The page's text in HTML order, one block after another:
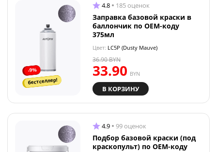
-9%
бестселлер!
4.8 185 оценок
Заправка базовой краски в
баллончик по OEM-коду
375мл
Цвет: LC5P (Dusty Mauve)
33.90 BYN
36.90BYN
В КОРЗИНУ
4.9 99 оценок
Подбор базовой краски (под
краскопульт) по OEM-коду